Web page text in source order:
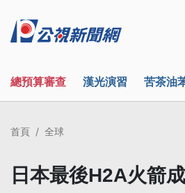
總預算審查 漢光演習 苦茶油
首頁 全球
日本最後H2A火箭